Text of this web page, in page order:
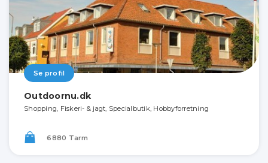
Se profil
Outdoornu.dk
Shopping, Fiskeri- & jagt, Specialbutik, Hobbyforretning
6880 Tarm